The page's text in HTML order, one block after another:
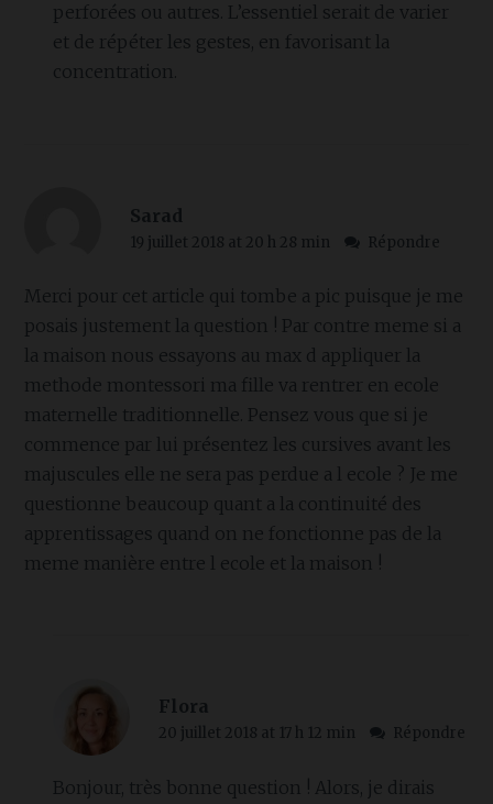
perforées ou autres. L’essentiel serait de varier
et de répéter les gestes, en favorisant la
concentration.
Sarad
19 juillet 2018 at 20 h 28 min Répondre
Merci pour cet article qui tombe a pic puisque je me
posais justement la question ! Par contre meme si a
la maison nous essayons au max d appliquer la
methode montessori ma fille va rentrer en ecole
maternelle traditionnelle. Pensez vous que si je
commence par lui présentez les cursives avant les
majuscules elle ne sera pas perdue a l ecole ? Je me
questionne beaucoup quant a la continuité des
apprentissages quand on ne fonctionne pas de la
meme manière entre l ecole et la maison !
Flora
20 juillet 2018 at 17 h 12 min Répondre
Bonjour, très bonne question ! Alors, je dirais